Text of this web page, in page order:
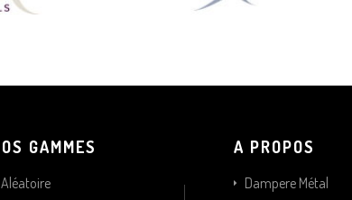
GAMMES
Aléatoire
A PROPOS
Dampere Métal